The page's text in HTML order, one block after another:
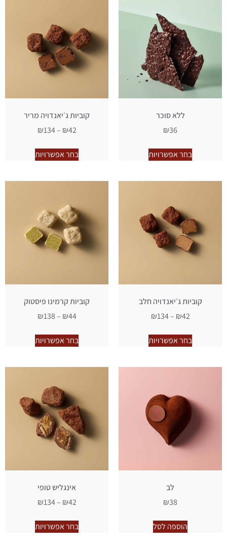
ללא סוכר
₪36
בחר אפשרויות
קוביות ג׳יאנדויה מריר
₪42
–
₪134
בחר אפשרויות
קוביות ג׳יאנדויה חלב
₪42
–
₪134
בחר אפשרויות
קוביות קרמינו פיסטוק
₪44
–
₪138
בחר אפשרויות
לב
₪38
הוספה לסל
אינגליש טופי
₪42
–
₪134
בחר אפשרויות